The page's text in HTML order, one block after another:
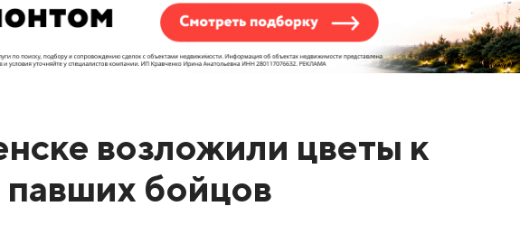
возложили цветы к
бойцов